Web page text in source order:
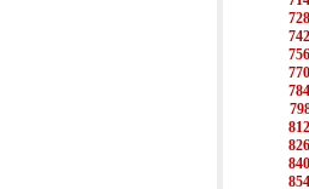
728
742
756
770
784
812
826
840
854